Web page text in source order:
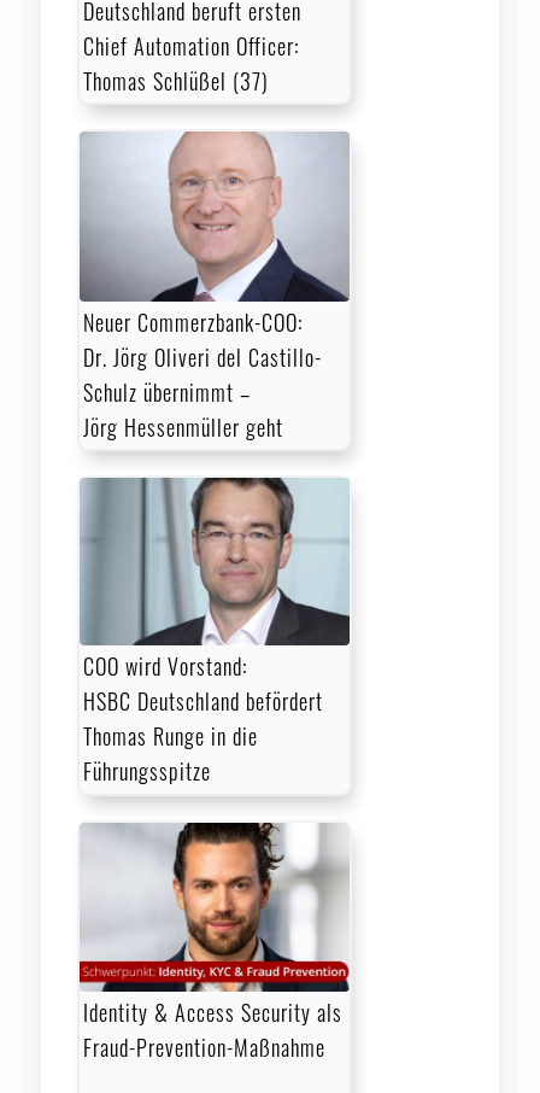
Deutschland beruft ersten
Chief Automation Officer:
Thomas Schlüßel (37)
Neuer Commerzbank-COO:
Dr. Jörg Oliveri del Castillo-
Schulz übernimmt –
Jörg Hessenmüller geht
COO wird Vorstand:
HSBC Deutschland befördert
Thomas Runge in die
Führungsspitze
Identity & Access Security als
Fraud-Prevention-Maßnahme